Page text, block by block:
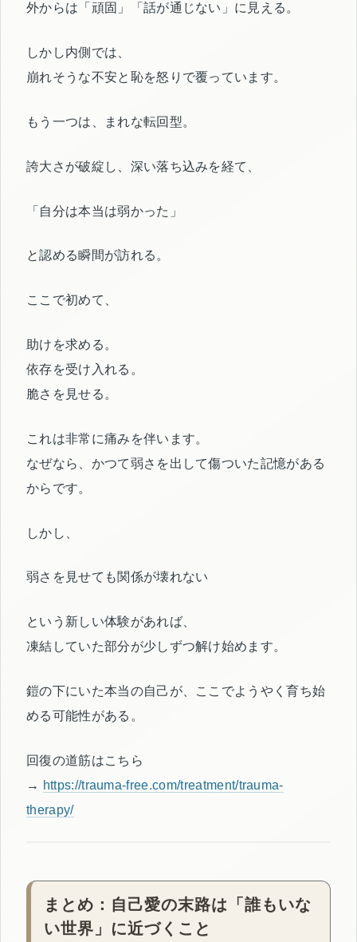
外からは「頑固」「話が通じない」に見える。
しかし内側では、
崩れそうな不安と恥を怒りで覆っています。
もう一つは、まれな転回型。
誇大さが破綻し、深い落ち込みを経て、
「自分は本当は弱かった」
と認める瞬間が訪れる。
ここで初めて、
助けを求める。
依存を受け入れる。
脆さを見せる。
これは非常に痛みを伴います。
なぜなら、かつて弱さを出して傷ついた記憶がある
からです。
しかし、
弱さを見せても関係が壊れない
という新しい体験があれば、
凍結していた部分が少しずつ解け始めます。
鎧の下にいた本当の自己が、ここでようやく育ち始
める可能性がある。
回復の道筋はこちら
→ https://trauma-free.com/treatment/trauma-
therapy/
まとめ：自己愛の末路は「誰もいな
い世界」に近づくこと